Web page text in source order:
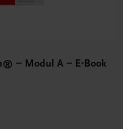
– Modul A – E-Book